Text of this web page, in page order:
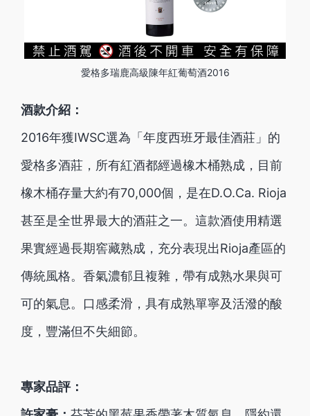
愛格多瑞鹿高級陳年紅葡萄酒2016
酒款介紹：
2016年獲IWSC選為「年度西班牙最佳酒莊」的
愛格多酒莊，所有紅酒都經過橡木桶熟成，目前
橡木桶存量大約有70,000個，是在D.O.Ca. Rioja
甚至是全世界最大的酒莊之一。這款酒使用精選
果實經過長期窖藏熟成，充分表現出Rioja產區的
傳統風格。香氣濃郁且複雜，帶有成熟水果與可
可的氣息。口感柔滑，具有成熟單寧及活潑的酸
度，豐滿但不失細節。
專家品評：